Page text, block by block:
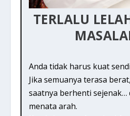
TERLALU
Anda tidak harus kuat
Jika semuanya terasa
saatnya berhenti sejenak…
menata arah.